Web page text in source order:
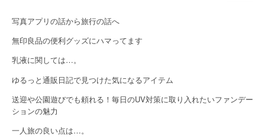
i
g
a
t
i
o
写真アプリの話から旅行の話へ
無印良品の便利グッズにハマってます
乳液に関しては…。
ゆるっと通販日記で見つけた気になるアイテム
送迎や公園遊びでも頼れる！毎日のUV対策に取り入れたいファンデー
ションの魅力
一人旅の良い点は…。